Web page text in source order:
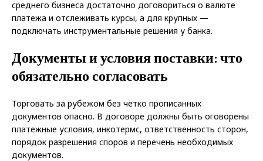
среднего бизнеса достаточно договориться о валюте
платежа и отслеживать курсы, а для крупных —
подключать инструментальные решения у банка.
Документы и условия поставки: что
обязательно согласовать
Торговать за рубежом без чётко прописанных
документов опасно. В договоре должны быть оговорены
платежные условия, инкотермс, ответственность сторон,
порядок разрешения споров и перечень необходимых
документов.